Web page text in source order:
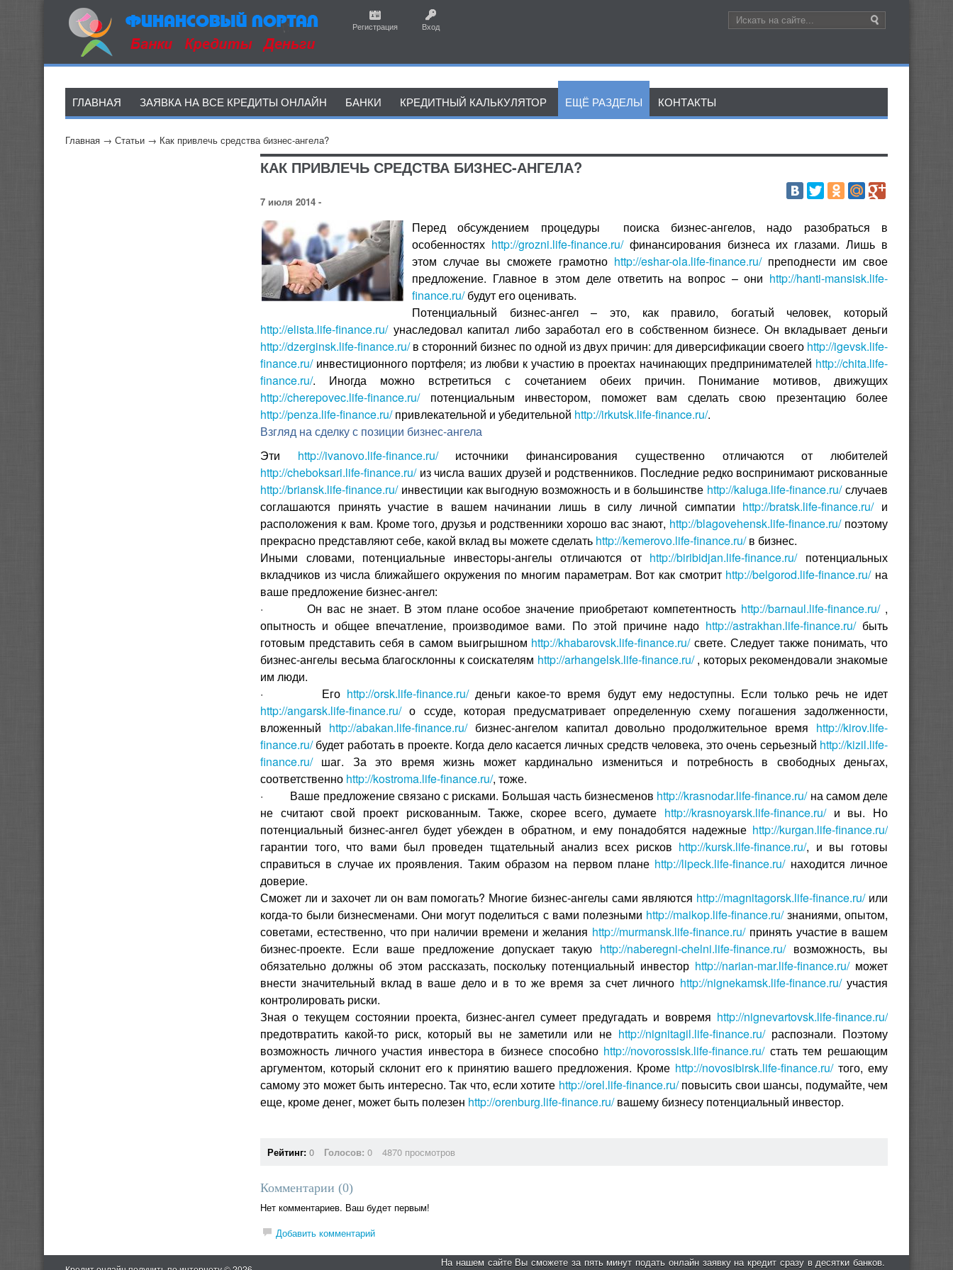
Регистрация Вход
ГЛАВНАЯ ЗАЯВКА НА ВСЕ КРЕДИТЫ ОНЛАЙН БАНКИ КРЕДИТНЫЙ КАЛЬКУЛЯТОР ЕЩЁ РАЗДЕЛЫ КОНТАКТЫ
Главная → Статьи → Как привлечь средства бизнес-ангела?
КАК ПРИВЛЕЧЬ СРЕДСТВА БИЗНЕС-АНГЕЛА?
7 июля 2014 -
Перед обсуждением процедуры поиска бизнес-ангелов, надо разобраться в
особенностях http://grozni.life-finance.ru/финансирования бизнеса их глазами. Лишь в
этом случае вы сможете грамотно http://eshar-ola.life-finance.ru/преподнести им свое
предложение. Главное в этом деле ответить на вопрос – они http://hanti-mansisk.life-
finance.ru/будут его оценивать.
Потенциальный бизнес-ангел – это, как правило, богатый человек, который
http://elista.life-finance.ru/унаследовал капитал либо заработал его в собственном бизнесе. Он вкладывает деньги
http://dzerginsk.life-finance.ru/в сторонний бизнес по одной из двух причин: для диверсификации своего http://igevsk.life-
finance.ru/инвестиционного портфеля; из любви к участию в проектах начинающих предпринимателей http://chita.life-
finance.ru/. Иногда можно встретиться с сочетанием обеих причин. Понимание мотивов, движущих
http://cherepovec.life-finance.ru/потенциальным инвестором, поможет вам сделать свою презентацию более
http://penza.life-finance.ru/привлекательной и убедительной http://irkutsk.life-finance.ru/.
Взгляд на сделку с позиции бизнес-ангела
Эти http://ivanovo.life-finance.ru/источники финансирования существенно отличаются от любителей
http://cheboksari.life-finance.ru/из числа ваших друзей и родственников. Последние редко воспринимают рискованные
http://briansk.life-finance.ru/инвестиции как выгодную возможность и в большинстве http://kaluga.life-finance.ru/случаев
соглашаются принять участие в вашем начинании лишь в силу личной симпатии http://bratsk.life-finance.ru/и
расположения к вам. Кроме того, друзья и родственники хорошо вас знают, http://blagovehensk.life-finance.ru/поэтому
прекрасно представляют себе, какой вклад вы можете сделать http://kemerovo.life-finance.ru/в бизнес.
Иными словами, потенциальные инвесторы-ангелы отличаются от http://biribidjan.life-finance.ru/потенциальных
вкладчиков из числа ближайшего окружения по многим параметрам. Вот как смотрит http://belgorod.life-finance.ru/ на
ваше предложение бизнес-ангел:
· Он вас не знает. В этом плане особое значение приобретают компетентность http://barnaul.life-finance.ru/,
опытность и общее впечатление, производимое вами. По этой причине надо http://astrakhan.life-finance.ru/быть
готовым представить себя в самом выигрышном http://khabarovsk.life-finance.ru/свете. Следует также понимать, что
бизнес-ангелы весьма благосклонны к соискателям http://arhangelsk.life-finance.ru/, которых рекомендовали знакомые
им люди.
· Его http://orsk.life-finance.ru/деньги какое-то время будут ему недоступны. Если только речь не идет
http://angarsk.life-finance.ru/о ссуде, которая предусматривает определенную схему погашения задолженности,
вложенный http://abakan.life-finance.ru/бизнес-ангелом капитал довольно продолжительное время http://kirov.life-
finance.ru/будет работать в проекте. Когда дело касается личных средств человека, это очень серьезный http://kizil.life-
finance.ru/ шаг. За это время жизнь может кардинально измениться и потребность в свободных деньгах,
соответственно http://kostroma.life-finance.ru/, тоже.
· Ваше предложение связано с рисками. Большая часть бизнесменов http://krasnodar.life-finance.ru/на самом деле
не считают свой проект рискованным. Также, скорее всего, думаете http://krasnoyarsk.life-finance.ru/и вы. Но
потенциальный бизнес-ангел будет убежден в обратном, и ему понадобятся надежные http://kurgan.life-finance.ru/
гарантии того, что вами был проведен тщательный анализ всех рисков http://kursk.life-finance.ru/, и вы готовы
справиться в случае их проявления. Таким образом на первом плане http://lipeck.life-finance.ru/находится личное
доверие.
Сможет ли и захочет ли он вам помогать? Многие бизнес-ангелы сами являются http://magnitagorsk.life-finance.ru/или
когда-то были бизнесменами. Они могут поделиться с вами полезными http://maikop.life-finance.ru/знаниями, опытом,
советами, естественно, что при наличии времени и желания http://murmansk.life-finance.ru/принять участие в вашем
бизнес-проекте. Если ваше предложение допускает такую http://naberegni-chelni.life-finance.ru/возможность, вы
обязательно должны об этом рассказать, поскольку потенциальный инвестор http://narian-mar.life-finance.ru/может
внести значительный вклад в ваше дело и в то же время за счет личного http://nignekamsk.life-finance.ru/участия
контролировать риски.
Зная о текущем состоянии проекта, бизнес-ангел сумеет предугадать и вовремя http://nignevartovsk.life-finance.ru/
предотвратить какой-то риск, который вы не заметили или не http://nignitagil.life-finance.ru/распознали. Поэтому
возможность личного участия инвестора в бизнесе способно http://novorossisk.life-finance.ru/стать тем решающим
аргументом, который склонит его к принятию вашего предложения. Кроме http://novosibirsk.life-finance.ru/того, ему
самому это может быть интересно. Так что, если хотите http://orel.life-finance.ru/повысить свои шансы, подумайте, чем
еще, кроме денег, может быть полезен http://orenburg.life-finance.ru/вашему бизнесу потенциальный инвестор.
Рейтинг: 0 Голосов: 0 4870 просмотров
Комментарии (0)
Нет комментариев. Ваш будет первым!
Добавить комментарий
На нашем сайте Вы сможете за пять минут подать онлайн заявку на кредит сразу в десятки банков.